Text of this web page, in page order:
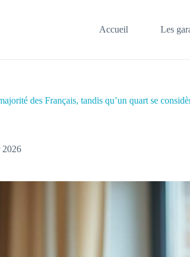
Accueil Les
des Français, tandis qu’un quart se
2026